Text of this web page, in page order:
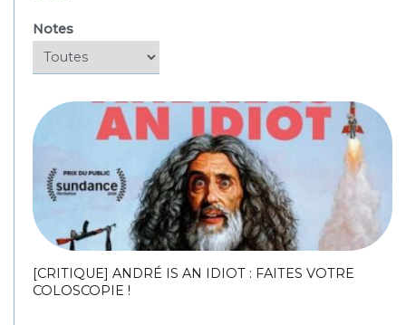
Notes
[CRITIQUE] ANDRÉ IS AN IDIOT : FAITES VOTRE
COLOSCOPIE !